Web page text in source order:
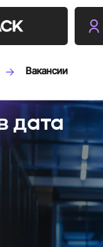
Вакансии
дата